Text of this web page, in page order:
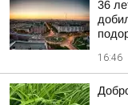
36
16:46